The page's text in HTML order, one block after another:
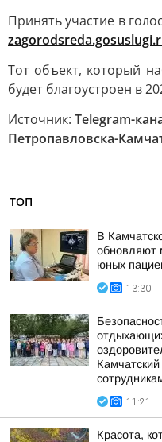
Принять участие в
Тот объект, который
будет благоустроен в
Источник: Telegram-
Петропавловска-
ТОП
В
обновляют
юных
13:30
Камчатский
11:21
Красота,